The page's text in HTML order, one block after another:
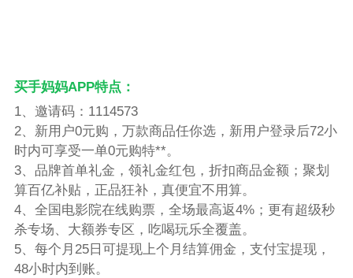
买手妈妈APP特点：
1、邀请码：1114573
2、新用户0元购，万款商品任你选，新用户登录后72小
时内可享受一单0元购特**。
3、品牌首单礼金，领礼金红包，折扣商品金额；聚划
算百亿补贴，正品狂补，真便宜不用算。
4、全国电影院在线购票，全场最高返4%；更有超级秒
杀专场、大额券专区，吃喝玩乐全覆盖。
5、每个月25日可提现上个月结算佣金，支付宝提现，
48小时内到账。